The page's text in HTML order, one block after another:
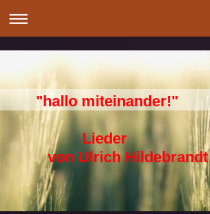
"hallo miteinander!"
Lieder
von Ulrich Hildebrandt